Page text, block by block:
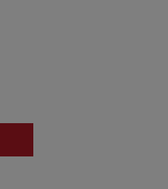
Wert ein oder